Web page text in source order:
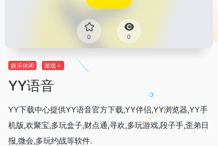
0 0
娱乐休闲 游戏＋
YY语音
YY下载中心提供YY语音官方下载,YY伴侣,YY浏览器,YY手
机版,欢聚宝,多玩盒子,财点通,寻欢,多玩游戏,段子手,歪弟日
报,微会,多玩约战等软件.